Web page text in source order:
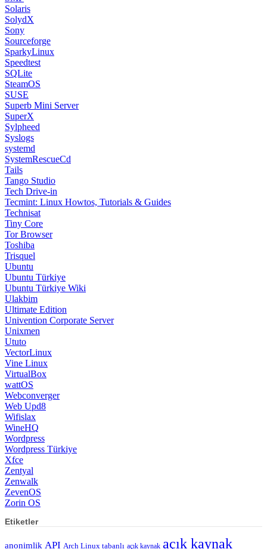
Solaris
SolydX
Sony
Sourceforge
SparkyLinux
Speedtest
SQLite
SteamOS
SUSE
Superb Mini Server
SuperX
Sylpheed
Syslogs
systemd
SystemRescueCd
Tails
Tango Studio
Tech Drive-in
Tecmint: Linux Howtos, Tutorials & Guides
Technisat
Tiny Core
Tor Browser
Toshiba
Trisquel
Ubuntu
Ubuntu Türkiye
Ubuntu Türkiye Wiki
Ulakbim
Ultimate Edition
Univention Corporate Server
Unixmen
Ututo
VectorLinux
Vine Linux
VirtualBox
wattOS
Webconverger
Web Upd8
Wifislax
WineHQ
Wordpress
Wordpress Türkiye
Xfce
Zentyal
Zenwalk
ZevenOS
Zorin OS
Etiketler
anonimlik API Arch Linux tabanlı açık kaynak açık kaynak